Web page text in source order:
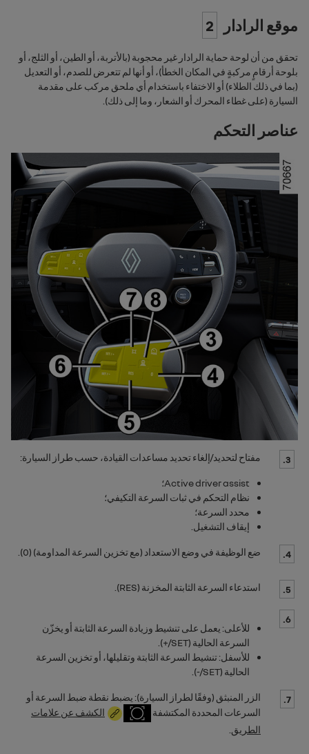
موقع الرادار 2
تحقق من أن لوحة حماية الرادار غير محجوبة (بالأتربة، أو الطين، أو الثلج، أو
بلوحة أرقامٍ مركبةٍ في المكان الخطأ)، أو أنها لم تتعرض للصدم، أو التعديل
(بما في ذلك الطلاء) أو الاختفاء باستخدام أي ملحق مركب على مقدمة
السيارة (على غطاء المحرك أو الشعار، وما إلى ذلك).
عناصر التحكم
3. مفتاح لتحديد/إلغاء تحديد مساعدات القيادة، حسب طراز السيارة:
Active driver assist؛
نظام التحكم في ثبات السرعة التكيفي؛
محدد السرعة؛
إيقاف التشغيل.
4. ضع الوظيفة في وضع الاستعداد (مع تخزين السرعة المداومة) (0
).
5. استدعاء السرعة الثابتة المخزنة (RES
).
6.
للأعلى: يعمل على تنشيط وزيادة السرعة الثابتة أو يخزّن
السرعة الحالية (SET/+
).
للأسفل: تنشيط السرعة الثابتة وتقليلها، أو تخزين السرعة
الحالية (SET/-
).
7.
الزر المنبثق (وفقًا لطراز السيارة): يضبط نقطة ضبط السرعة أو
السرعات المحددة المكتشفة
الكشف عن علامات
الطريق.